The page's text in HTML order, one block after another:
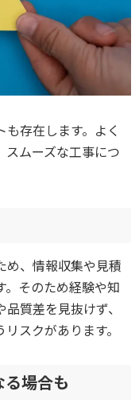
存在します。よく
スムーズな工事につ
め、情報収集や見積
。そのため経験や知
質差を見抜けず、
スクがあります。
場合も